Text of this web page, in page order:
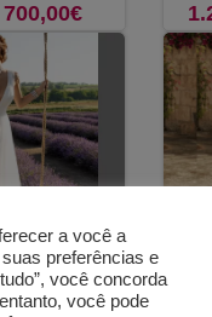
700,00€
600,00€
through
700,00€
a você a
preferências e
você concorda
você pode